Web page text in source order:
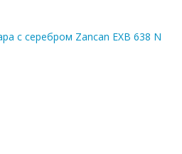
с серебром Zancan EXB 638 N